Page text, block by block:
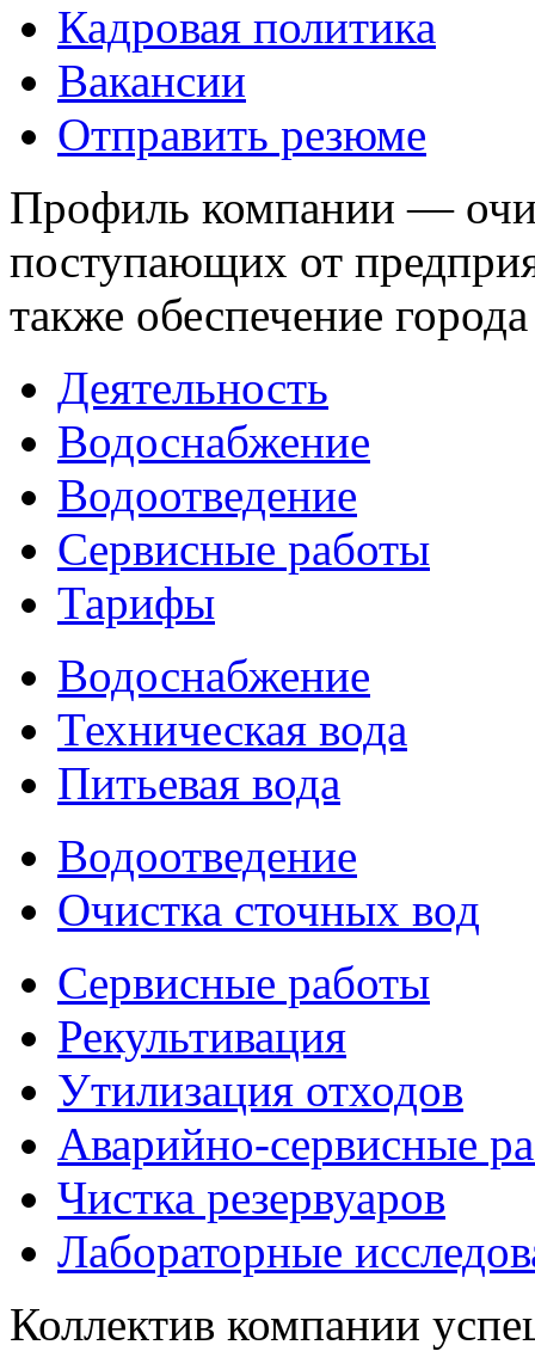
Кадровая политика
Вакансии
Отправить резюме
Профиль компании —
поступающих от
также обеспечение
Деятельность
Водоснабжение
Водоотведение
Сервисные работы
Тарифы
Водоснабжение
Техническая вода
Питьевая вода
Водоотведение
Очистка сточных вод
Сервисные работы
Рекультивация
Утилизация отходов
Аварийно-сервисные
Чистка резервуаров
Лабораторные
Коллектив компании